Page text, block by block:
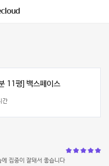
11평] 백스페이스
간
집중이 잘돼서 좋습니다